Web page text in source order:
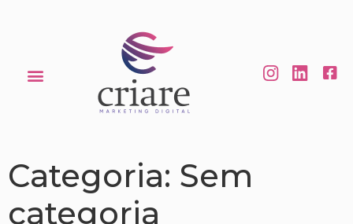
Categoria: Sem
categoria